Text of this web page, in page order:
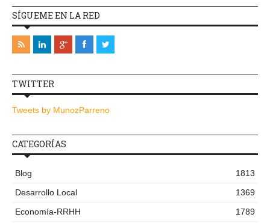
SÍGUEME EN LA RED
TWITTER
Tweets by MunozParreno
CATEGORÍAS
Blog
1813
Desarrollo Local
1369
Economía-RRHH
1789